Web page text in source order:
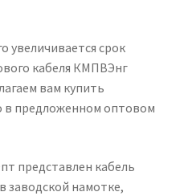
увеличивается срок
кабеля КМПВЭнг
вам купить
предложенном оптовом
представлен кабель
заводской намотке,